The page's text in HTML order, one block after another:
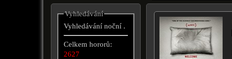
Vyhledávání
Vyhledávání noční .
Celkem hororů:
2627